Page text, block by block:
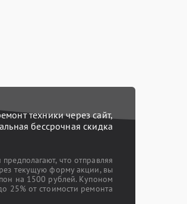
техники через сайт,
бессрочная скидка
что отправляя
текущую форму акции, вы
на 1500 рублей. Купоном
25% от стоимости ремонта